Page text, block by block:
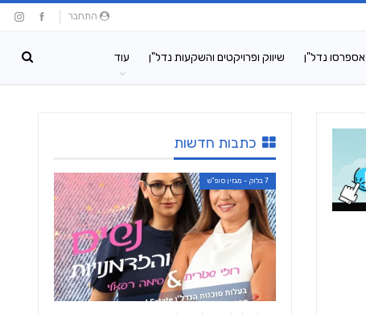
התחבר
אספרסו נדל"ן שיווק ופרויקטים והשקעות נדל"ן עוד
כתבות חדשות
7 בלוק - מגזין סופ"ש